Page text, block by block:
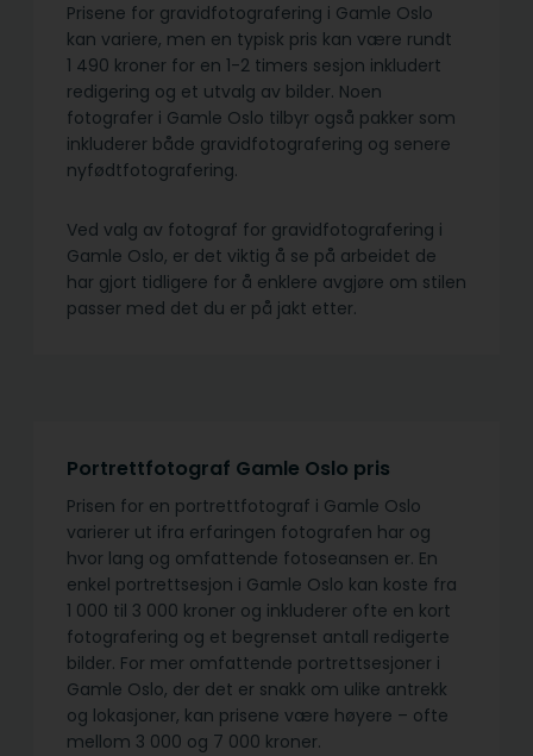
Prisene for gravidfotografering i Gamle Oslo
kan variere, men en typisk pris kan være rundt
1 490 kroner for en 1-2 timers sesjon inkludert
redigering og et utvalg av bilder. Noen
fotografer i Gamle Oslo tilbyr også pakker som
inkluderer både gravidfotografering og senere
nyfødtfotografering.
Ved valg av fotograf for gravidfotografering i
Gamle Oslo, er det viktig å se på arbeidet de
har gjort tidligere for å enklere avgjøre om stilen
passer med det du er på jakt etter.
Portrettfotograf Gamle Oslo pris
Prisen for en portrettfotograf i Gamle Oslo
varierer ut ifra erfaringen fotografen har og
hvor lang og omfattende fotoseansen er. En
enkel portrettsesjon i Gamle Oslo kan koste fra
1 000 til 3 000 kroner og inkluderer ofte en kort
fotografering og et begrenset antall redigerte
bilder. For mer omfattende portrettsesjoner i
Gamle Oslo, der det er snakk om ulike antrekk
og lokasjoner, kan prisene være høyere – ofte
mellom 3 000 og 7 000 kroner.